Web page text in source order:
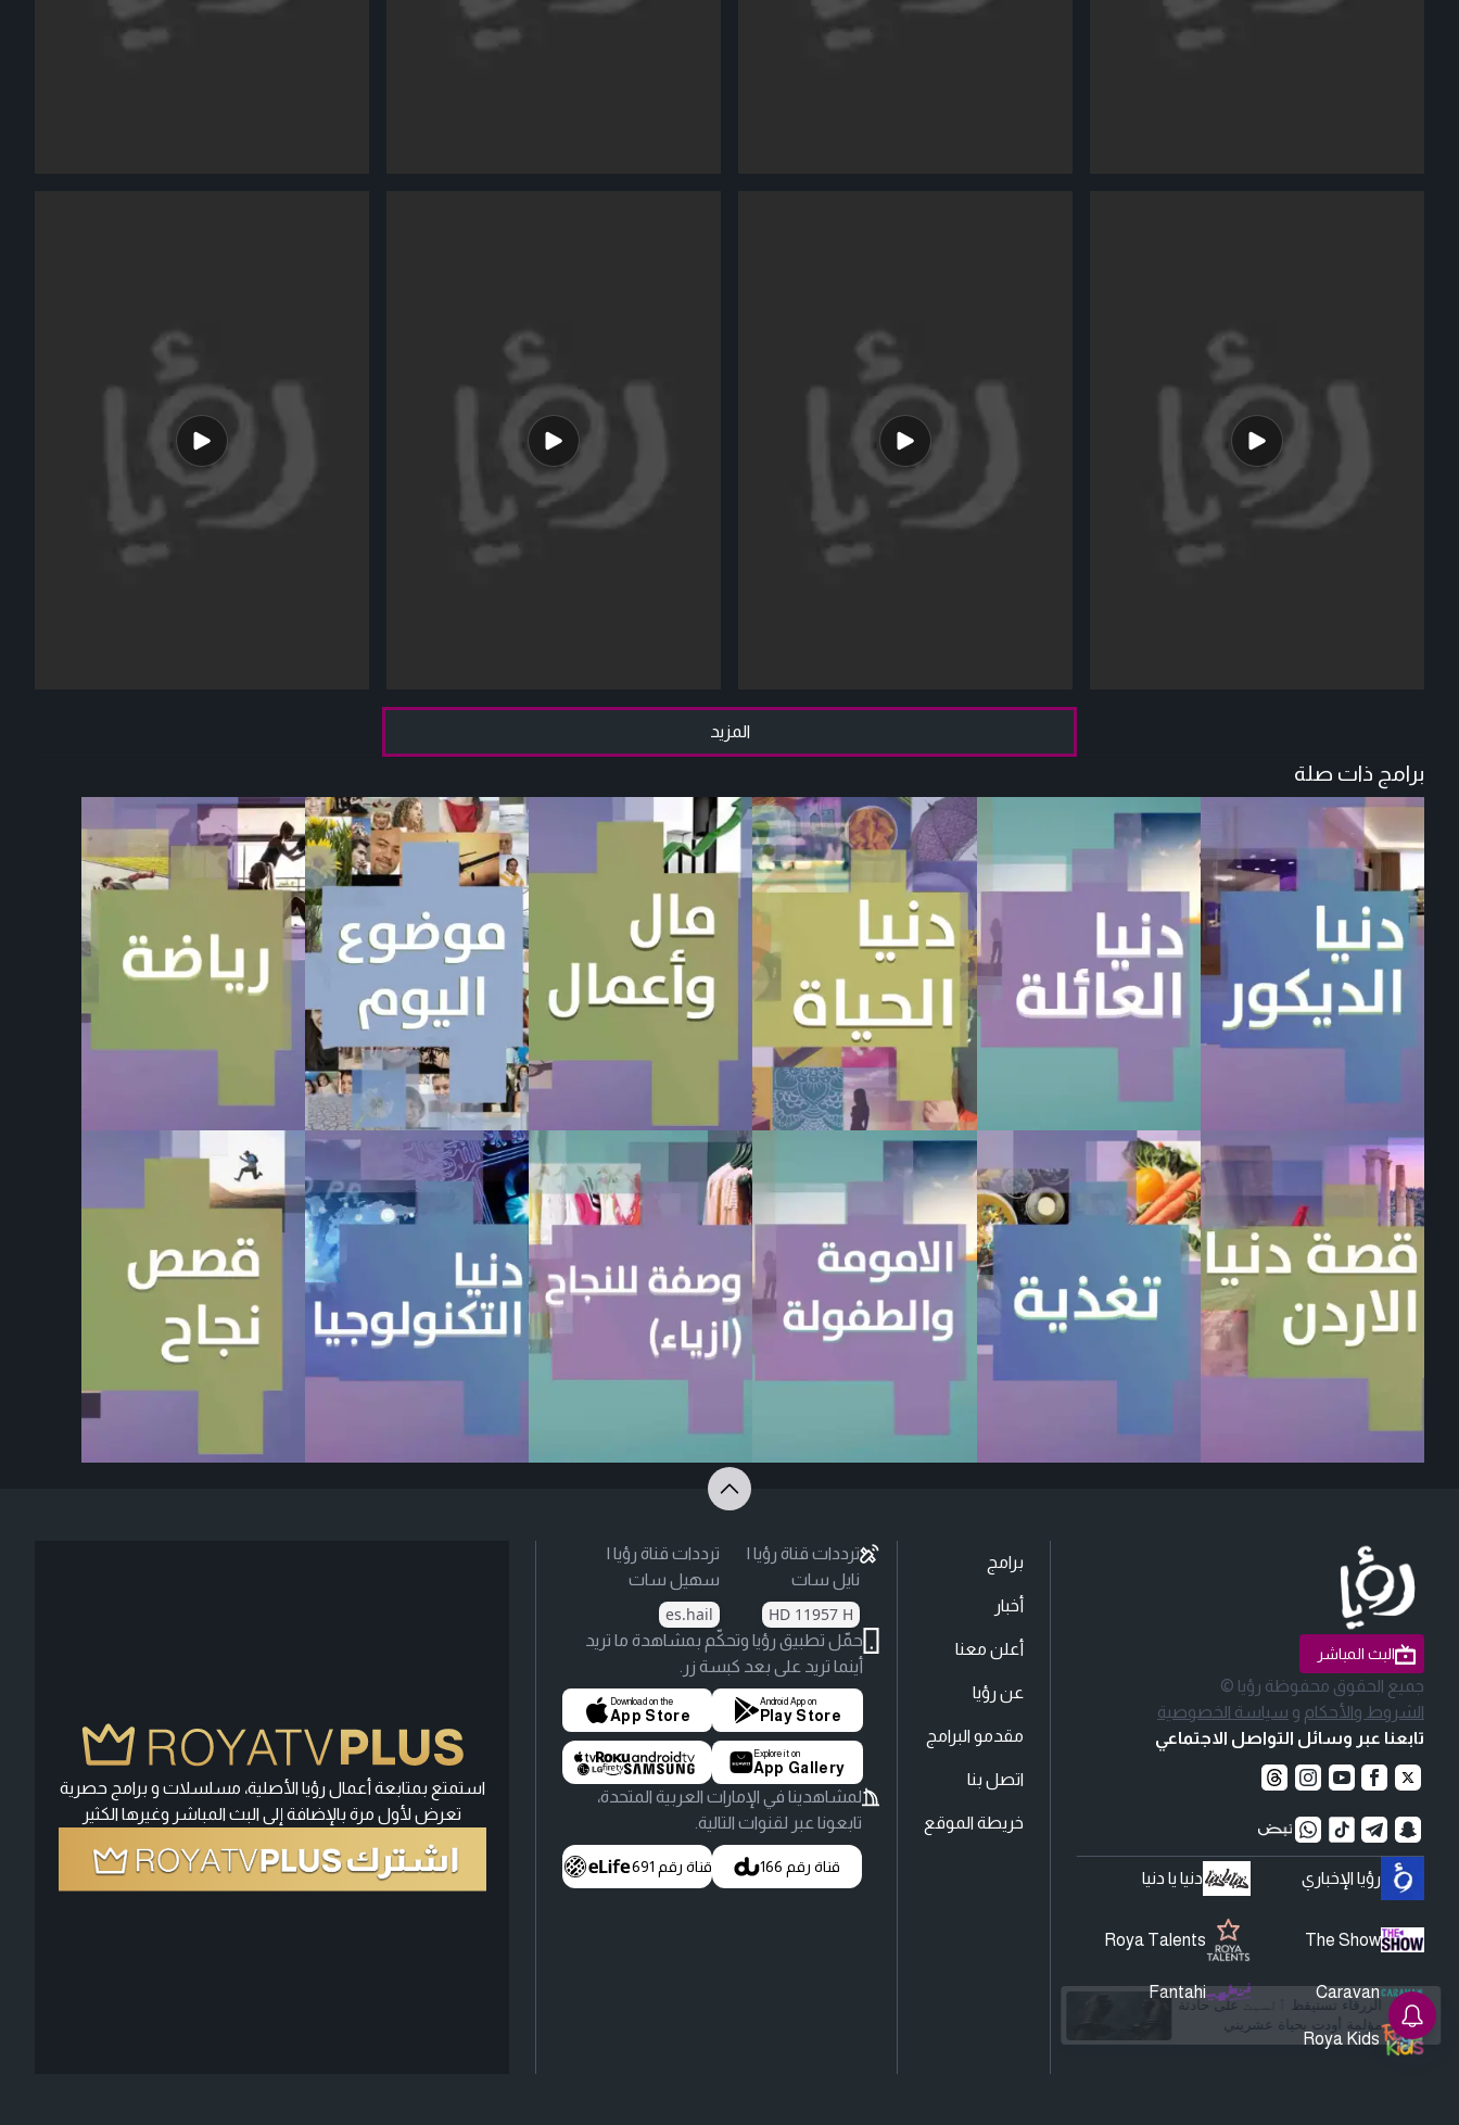
المزيد
برامج ذات صلة
البث المباشر
جميع الحقوق محفوظة رؤيا ©
الشروط والأحكام و سياسة الخصوصية
تابعنا عبر وسائل التواصل الاجتماعي
رؤيا الإخباري دنيا يا دنيا
The Show
Roya Talents
Caravan
Fantahi
Roya Kids
برامج
أخبار
أعلن معنا
عن رؤيا
مقدمو البرامج
اتصل بنا
خريطة الموقع
ترددات قناة رؤيا |
نايل سات
HD 11957 H
ترددات قناة رؤيا |
سهيل سات
es.hail
حمّل تطبيق رؤيا وتحكّم بمشاهدة ما تريد
أينما تريد على بعد كبسة زر.
Android App on
Play Store
Download on the
App Store
Explore it on
App Gallery
لمشاهدينا في الإمارات العربية المتحدة،
تابعونا عبر لقنوات التالية.
قناة رقم 166 قناة رقم 691
استمتع بمتابعة أعمال رؤيا الأصلية، مسلسلات و برامج حصرية
تعرض لأول مرة بالإضافة إلى البث المباشر وغيرها الكثير